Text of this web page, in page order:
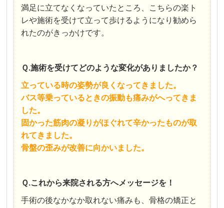
満足に立てなくなっていたところ、こちらの楽ト
レや施術を受けて立って歩けるようになり勧めら
れたのがきっかけです。
Ｑ.施術を受けてどのような変化がありましたか？
立っている時の姿勢が良くなってきました。
バス等乗っているときの振動も痛みがへってきま
した。
固かった筋肉の凝りがほぐれて辛かったものが取
れてきました。
骨盤の歪みが改善に向かいました。
Ｑ.これから来院される方へメッセージを！
手術の後なかなか取れない痛みも、骨格の矯正と